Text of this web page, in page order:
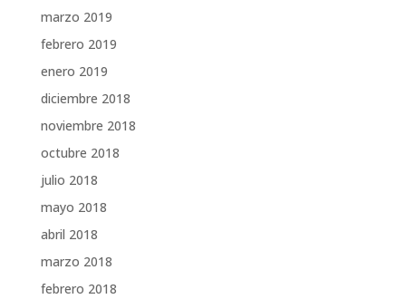
marzo 2019
febrero 2019
enero 2019
diciembre 2018
noviembre 2018
octubre 2018
julio 2018
mayo 2018
abril 2018
marzo 2018
febrero 2018